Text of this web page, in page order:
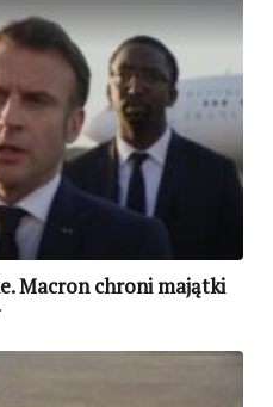
Macron chroni majątki